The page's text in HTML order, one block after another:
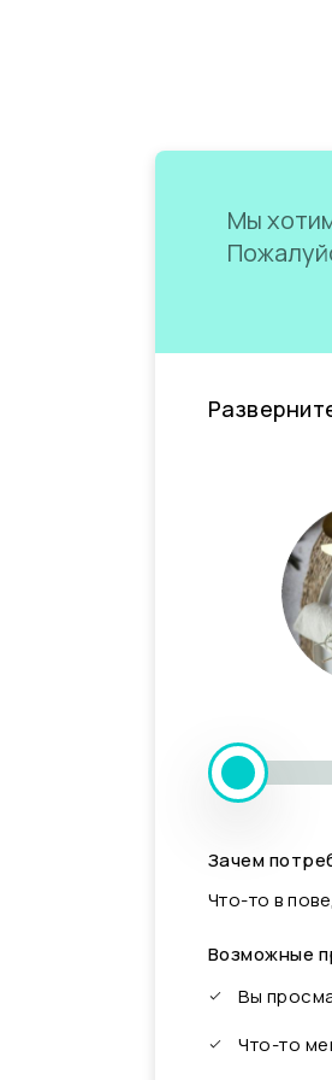
Мы
Зачем
Что-то в
Возможные
Вы
Что-то